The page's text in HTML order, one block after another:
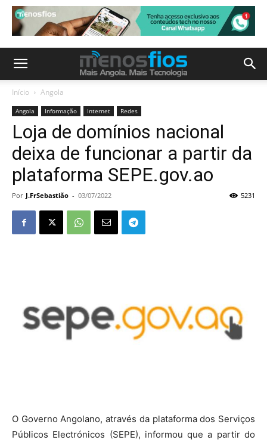
Início Angola
Angola Informação Internet Redes
Loja de domínios nacional
deixa de funcionar a partir da
plataforma SEPE.gov.ao
Por J.FrSebastião - 03/07/2022 5231
O Governo Angolano, através da plataforma dos Serviços
Públicos Electrónicos (SEPE), informou que a partir do